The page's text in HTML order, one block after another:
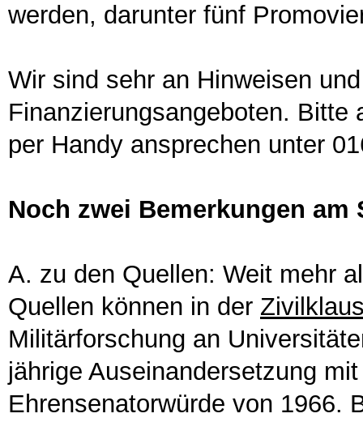
werden, darunter fünf
Wir sind sehr an Hinweisen
Finanzierungsangeboten. Bitte
per Handy ansprechen unter
Noch zwei Bemerkungen am
A. zu den Quellen: Weit mehr
Quellen können in der
Militärforschung an
jährige Auseinandersetzung
Ehrensenatorwürde von 1966.